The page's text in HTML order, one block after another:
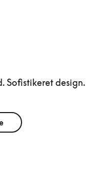
Sofistikeret design.